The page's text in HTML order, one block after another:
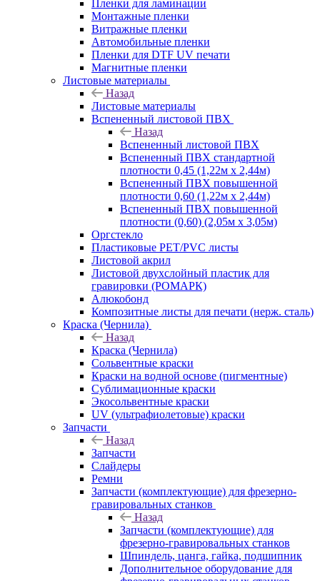
Пленки для ламинации
Монтажные пленки
Витражные пленки
Автомобильные пленки
Пленки для DTF UV печати
Магнитные пленки
Листовые материалы
Назад
Листовые материалы
Вспененный листовой ПВХ
Назад
Вспененный листовой ПВХ
Вспененный ПВХ стандартной
плотности 0,45 (1,22м х 2,44м)
Вспененный ПВХ повышенной
плотности 0,60 (1,22м х 2,44м)
Вспененный ПВХ повышенной
плотности (0,60) (2,05м х 3,05м)
Оргстекло
Пластиковые PET/PVC листы
Листовой акрил
Листовой двухслойный пластик для
гравировки (РОМАРК)
Алюкобонд
Композитные листы для печати (нерж. сталь)
Краска (Чернила)
Назад
Краска (Чернила)
Сольвентные краски
Краски на водной основе (пигментные)
Сублимационные краски
Экосольвентные краски
UV (ультрафиолетовые) краски
Запчасти
Назад
Запчасти
Слайдеры
Ремни
Запчасти (комплектующие) для фрезерно-
гравировальных станков
Назад
Запчасти (комплектующие) для
фрезерно-гравировальных станков
Шпиндель, цанга, гайка, подшипник
Дополнительное оборудование для